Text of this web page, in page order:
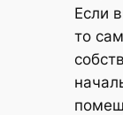
Если
то